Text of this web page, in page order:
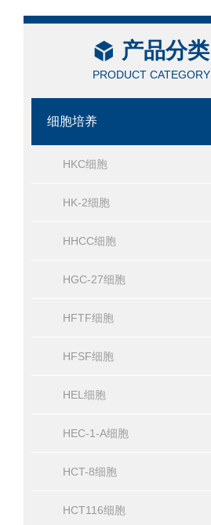
产品分类
PRODUCT CATEGORY
细胞培养
HKC细胞
HK-2细胞
HHCC细胞
HGC-27细胞
HFTF细胞
HFSF细胞
HEL细胞
HEC-1-A细胞
HCT-8细胞
HCT116细胞